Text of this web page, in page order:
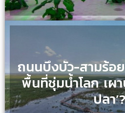
ถนนบึงบัว-สามร้อ
พื้นที่ชุ่มน้ำโลก เผ
ปลา